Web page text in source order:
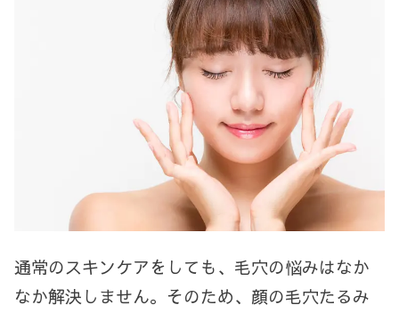
通常のスキンケアをしても、毛穴の悩みはなか
なか解決しません。そのため、顔の毛穴たるみ